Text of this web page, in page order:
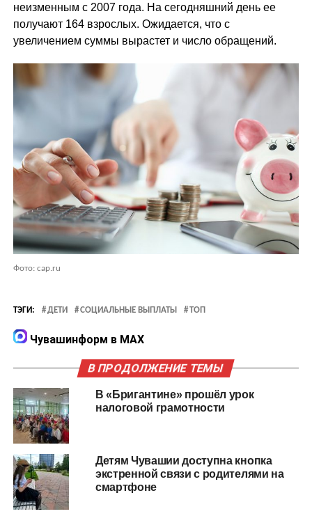
неизменным с 2007 года. На сегодняшний день ее
получают 164 взрослых. Ожидается, что с
увеличением суммы вырастет и число обращений.
Фото: cap.ru
ТЭГИ: ДЕТИ СОЦИАЛЬНЫЕ ВЫПЛАТЫ ТОП
Чувашинформ в MAX
В ПРОДОЛЖЕНИЕ ТЕМЫ
В «Бригантине» прошёл урок
налоговой грамотности
Детям Чувашии доступна кнопка
экстренной связи с родителями на
смартфоне